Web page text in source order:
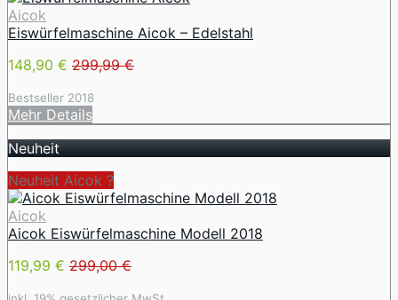
Aicok
Eiswürfelmaschine Aicok – Edelstahl
148,90 € 299,99 €
Bestseller 2018
Mehr Details
Neuheit
Neuheit Aicok ?
Aicok
Aicok Eiswürfelmaschine Modell 2018
119,99 € 299,00 €